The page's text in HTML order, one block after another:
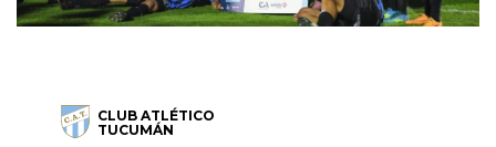
CLUB ATLÉTICO
TUCUMÁN